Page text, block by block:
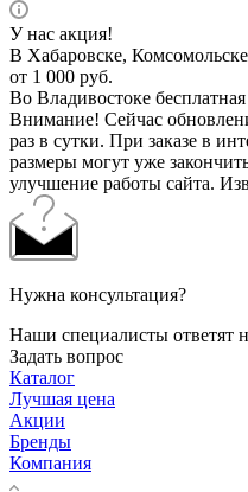
У нас акция!
В Хабаровске, Комсомольске
от 1 000 руб.
Во Владивостоке
Внимание! Сейчас
раз в сутки. При заказе в
размеры могут уже
улучшение работы сайта.
Нужна консультация?
Наши специалисты ответят
Задать вопрос
Каталог
Лучшая цена
Акции
Бренды
Компания